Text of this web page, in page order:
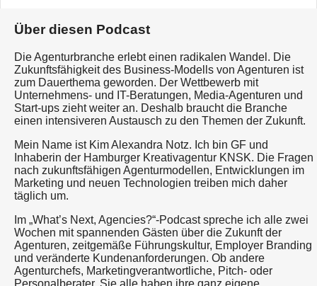
Über diesen Podcast
Die Agenturbranche erlebt einen radikalen Wandel. Die
Zukunftsfähigkeit des Business-Modells von Agenturen ist
zum Dauerthema geworden. Der Wettbewerb mit
Unternehmens- und IT-Beratungen, Media-Agenturen und
Start-ups zieht weiter an. Deshalb braucht die Branche
einen intensiveren Austausch zu den Themen der Zukunft.
Mein Name ist Kim Alexandra Notz. Ich bin GF und
Inhaberin der Hamburger Kreativagentur KNSK. Die Fragen
nach zukunftsfähigen Agenturmodellen, Entwicklungen im
Marketing und neuen Technologien treiben mich daher
täglich um.
Im „What’s Next, Agencies?“-Podcast spreche ich alle zwei
Wochen mit spannenden Gästen über die Zukunft der
Agenturen, zeitgemäße Führungskultur, Employer Branding
und veränderte Kundenanforderungen. Ob andere
Agenturchefs, Marketingverantwortliche, Pitch- oder
Personalberater. Sie alle haben ihre ganz eigene